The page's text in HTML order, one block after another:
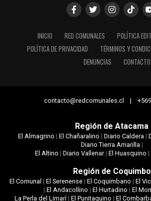
INICIO RED COMUNALES
POLÍTICA
POLÍTICA DE PRIVACIDAD
TÉRMINOS Y
DENUNCIAS
CONTACTO
contacto@redcomunales.cl |
Región de Atacama
El Almagrino | El Chañaralino | Diario Caldera |
Diario Tierra Amarilla |
El Altino | Diario Vallenar| El Huasquino |
Región de Coquimbo
El Comunal | El Serenense| El Coquimbano | El
| El Andacollino | El Hurtadino | El
La Perla del Limarí|El Punitaquino |El